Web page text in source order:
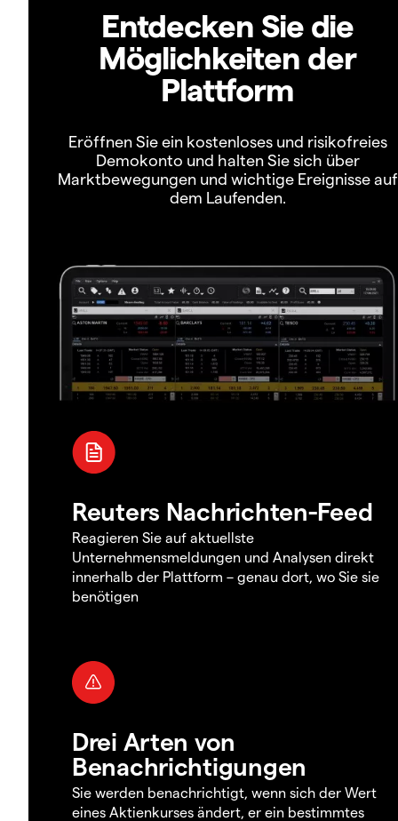
Entdecken Sie die
Möglichkeiten der
Plattform
Eröffnen Sie ein kostenloses und risikofreies
Demokonto und halten Sie sich über
Marktbewegungen und wichtige Ereignisse auf
dem Laufenden.
Reuters Nachrichten-Feed
Reagieren Sie auf aktuellste
Unternehmensmeldungen und Analysen direkt
innerhalb der Plattform – genau dort, wo Sie sie
benötigen
Drei Arten von
Benachrichtigungen
Sie werden benachrichtigt, wenn sich der Wert
eines Aktienkurses ändert, er ein bestimmtes